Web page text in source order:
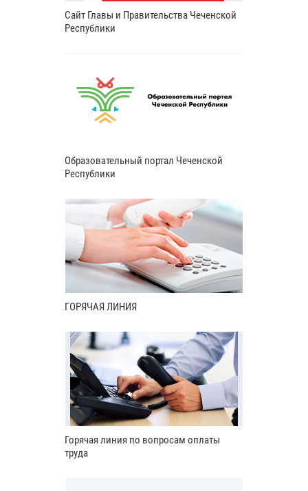
Сайт Главы и Правительства Чеченской
Республики
Образовательный портал Чеченской
Республики
ГОРЯЧАЯ ЛИНИЯ
Горячая линия по вопросам оплаты
труда